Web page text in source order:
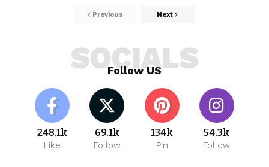
Previous Next
Follow US
SOCIALS
248.1k
Like
69.1k
Follow
134k
Pin
54.3k
Follow